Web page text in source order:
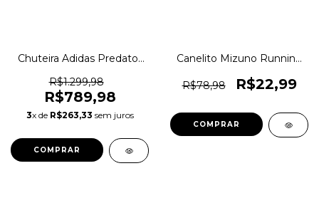
Chuteira Adidas Predator
Original
R$1.299,98
R$789,98
3x de R$263,33 sem juros
COMPRAR
Canelito Mizuno Running
Original 1magnus
R$78,98 R$22,99
COMPRAR